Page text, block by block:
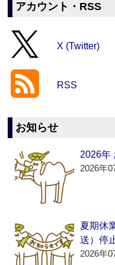
アカウント・RSS
X (Twitter)
RSS
お知らせ
2026年
2026年
夏期休
送）停
2026年